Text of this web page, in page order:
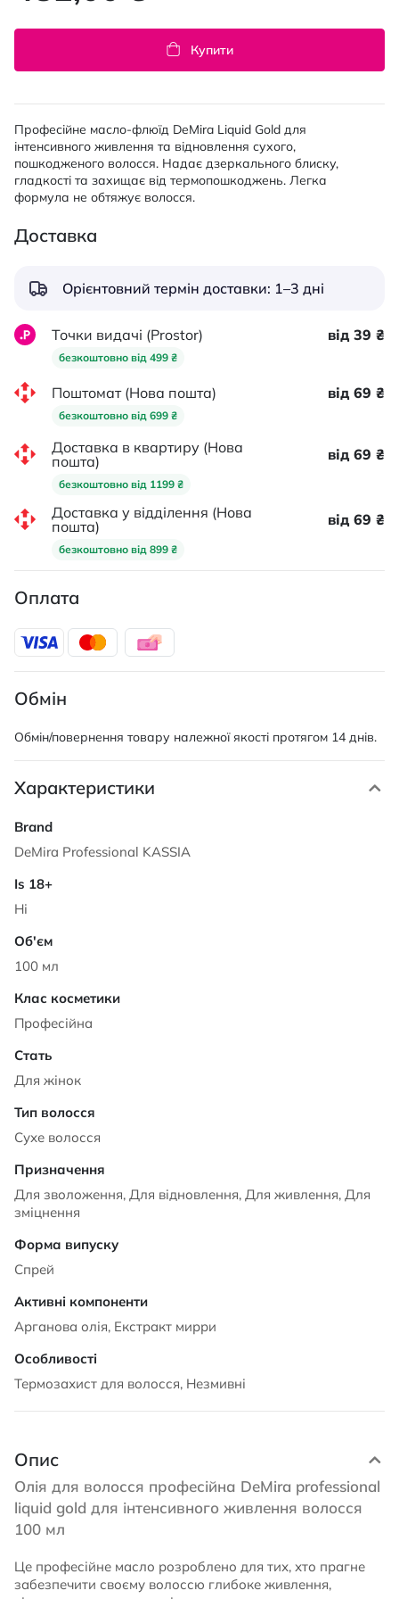
Купити
Професійне масло-флюїд DeMira Liquid Gold для
інтенсивного живлення та відновлення сухого,
пошкодженого волосся. Надає дзеркального блиску,
гладкості та захищає від термопошкоджень. Легка
формула не обтяжує волосся.
Доставка
Орієнтовний термін доставки: 1–3 дні
Точки видачі (Prostor)
безкоштовно від 499 ₴
від 39 ₴
Поштомат (Нова пошта)
безкоштовно від 699 ₴
від 69 ₴
Доставка в квартиру (Нова
пошта)
безкоштовно від 1199 ₴
від 69 ₴
Доставка у відділення (Нова
пошта)
безкоштовно від 899 ₴
від 69 ₴
Оплата
Обмін
Обмін/повернення товару належної якості протягом 14 днів.
Характеристики
Характеристики
DeMira Professional KASSIA
Ні
100 мл
Професійна
Для жінок
Сухе волосся
Для зволоження, Для відновлення, Для живлення, Для
зміцнення
Спрей
Арганова олія, Екстракт мирри
Термозахист для волосся, Незмивні
Опис
Олія для волосся професійна DeMira professional
liquid gold для інтенсивного живлення волосся
100 мл
Це професійне масло розроблено для тих, хто прагне
забезпечити своєму волоссю глибоке живлення,